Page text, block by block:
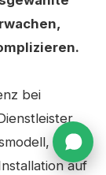
bei
das
auf